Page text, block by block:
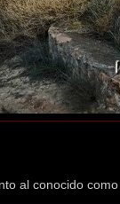
al conocido